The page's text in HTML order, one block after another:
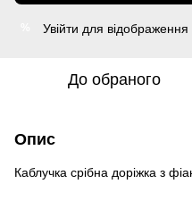
Увійти для відображення
До обраного
Опис
Каблучка срібна доріжка з